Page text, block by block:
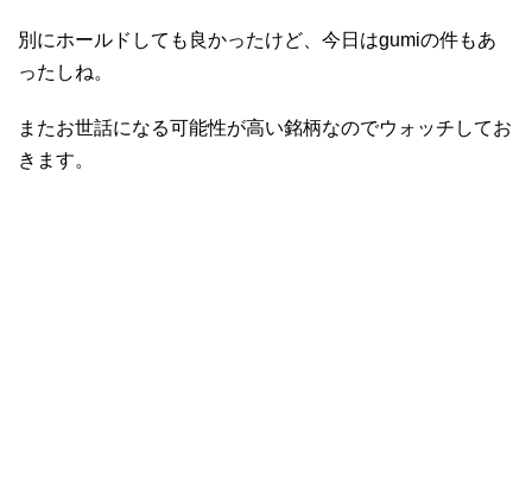
別にホールドしても良かったけど、今日はgumiの件もあ
ったしね。
またお世話になる可能性が高い銘柄なのでウォッチしてお
きます。